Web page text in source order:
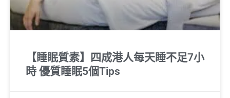
【睡眠質素】四成港人每天睡不足7小
時 優質睡眠5個Tips